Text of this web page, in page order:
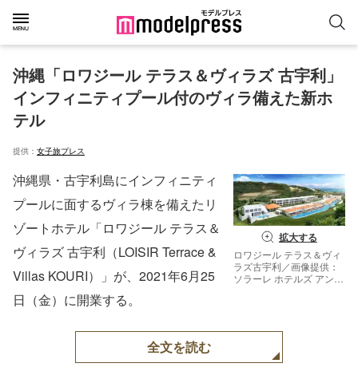
沖縄「ロワジール テラス＆ヴィラズ 古宇利」
インフィニティプール付のヴィラ備えた新ホ
テル
提供： 女子旅プレス
拡大する
ロワジール テラス＆ヴィ
ラズ古宇利／画像提供：
ソラーレ ホテルズ アンド
沖縄県・古宇利島にインフィニティ
プールに面するヴィラ棟を備えたリ
ゾートホテル「ロワジール テラス＆
ヴィラズ 古宇利（LOISIR Terrace &
Villas KOURI）」が、2021年6月25
日（金）に開業する。
全文を読む